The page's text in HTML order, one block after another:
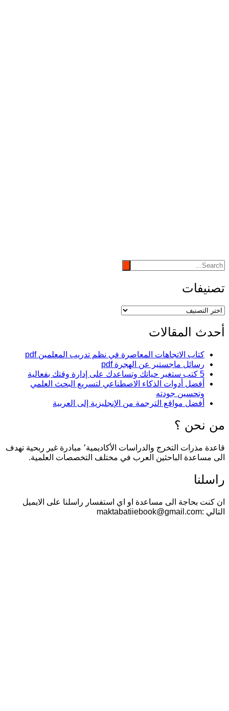
تصنيفات
تصنيفات
أحدث المقالات
كتاب الاتجاهات المعاصرة في نظم تدريب المعلمين pdf
رسائل ماجستير عن الهجرة pdf
5 كتب ستغير حياتك وتساعدك على إدارة وقتك بفعالية
أفضل أدوات الذكاء الاصطناعي لتسريع البحث العلمي
وتحسين جودته
أفضل مواقع الترجمة من الإنجليزية إلى العربية
من نحن ؟
قاعدة مذرات التخرج والدراسات الأكاديمية٬ مبادرة غير ربحية تهدف
الى مساعدة الباحثين العرب في مختلف التخصصات العلمية.
راسلنا
ان كنت بحاجة الى مساعدة او اي استفسار راسلنا على الايميل
التالي :maktabatiiebook@gmail.com